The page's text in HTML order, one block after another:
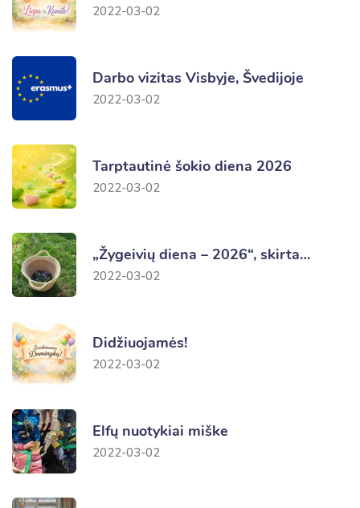
2022-03-02
Darbo vizitas Visbyje, Švedijoje
2022-03-02
Tarptautinė šokio diena 2026
2022-03-02
„Žygeivių diena – 2026“, skirta…
2022-03-02
Didžiuojamės!
2022-03-02
Elfų nuotykiai miške
2022-03-02